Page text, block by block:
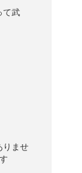
て武
りませ